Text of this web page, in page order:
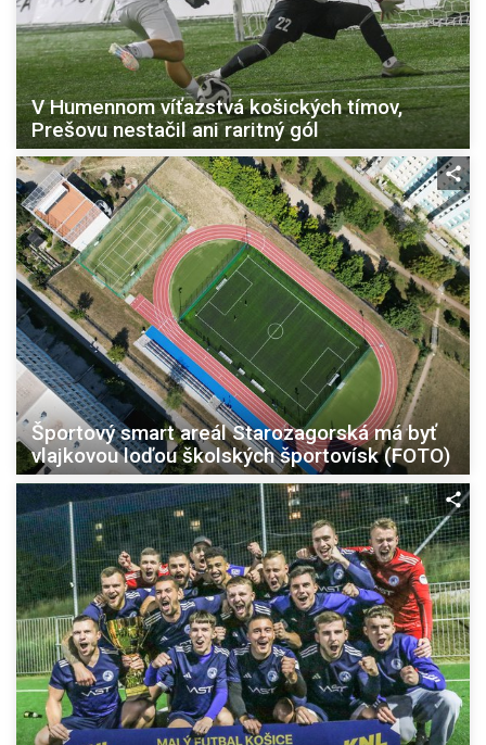
V Humennom víťazstvá košických tímov,
Prešovu nestačil ani raritný gól
Športový smart areál Starozagorská má byť
vlajkovou loďou školských športovísk (FOTO)